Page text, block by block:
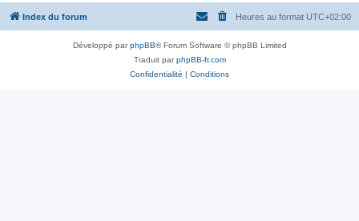
Index du forum Heures au format UTC+02:00
Développé parphpBB® Forum Software © phpBB Limited
Traduit parphpBB-fr.com
Confidentialité | Conditions